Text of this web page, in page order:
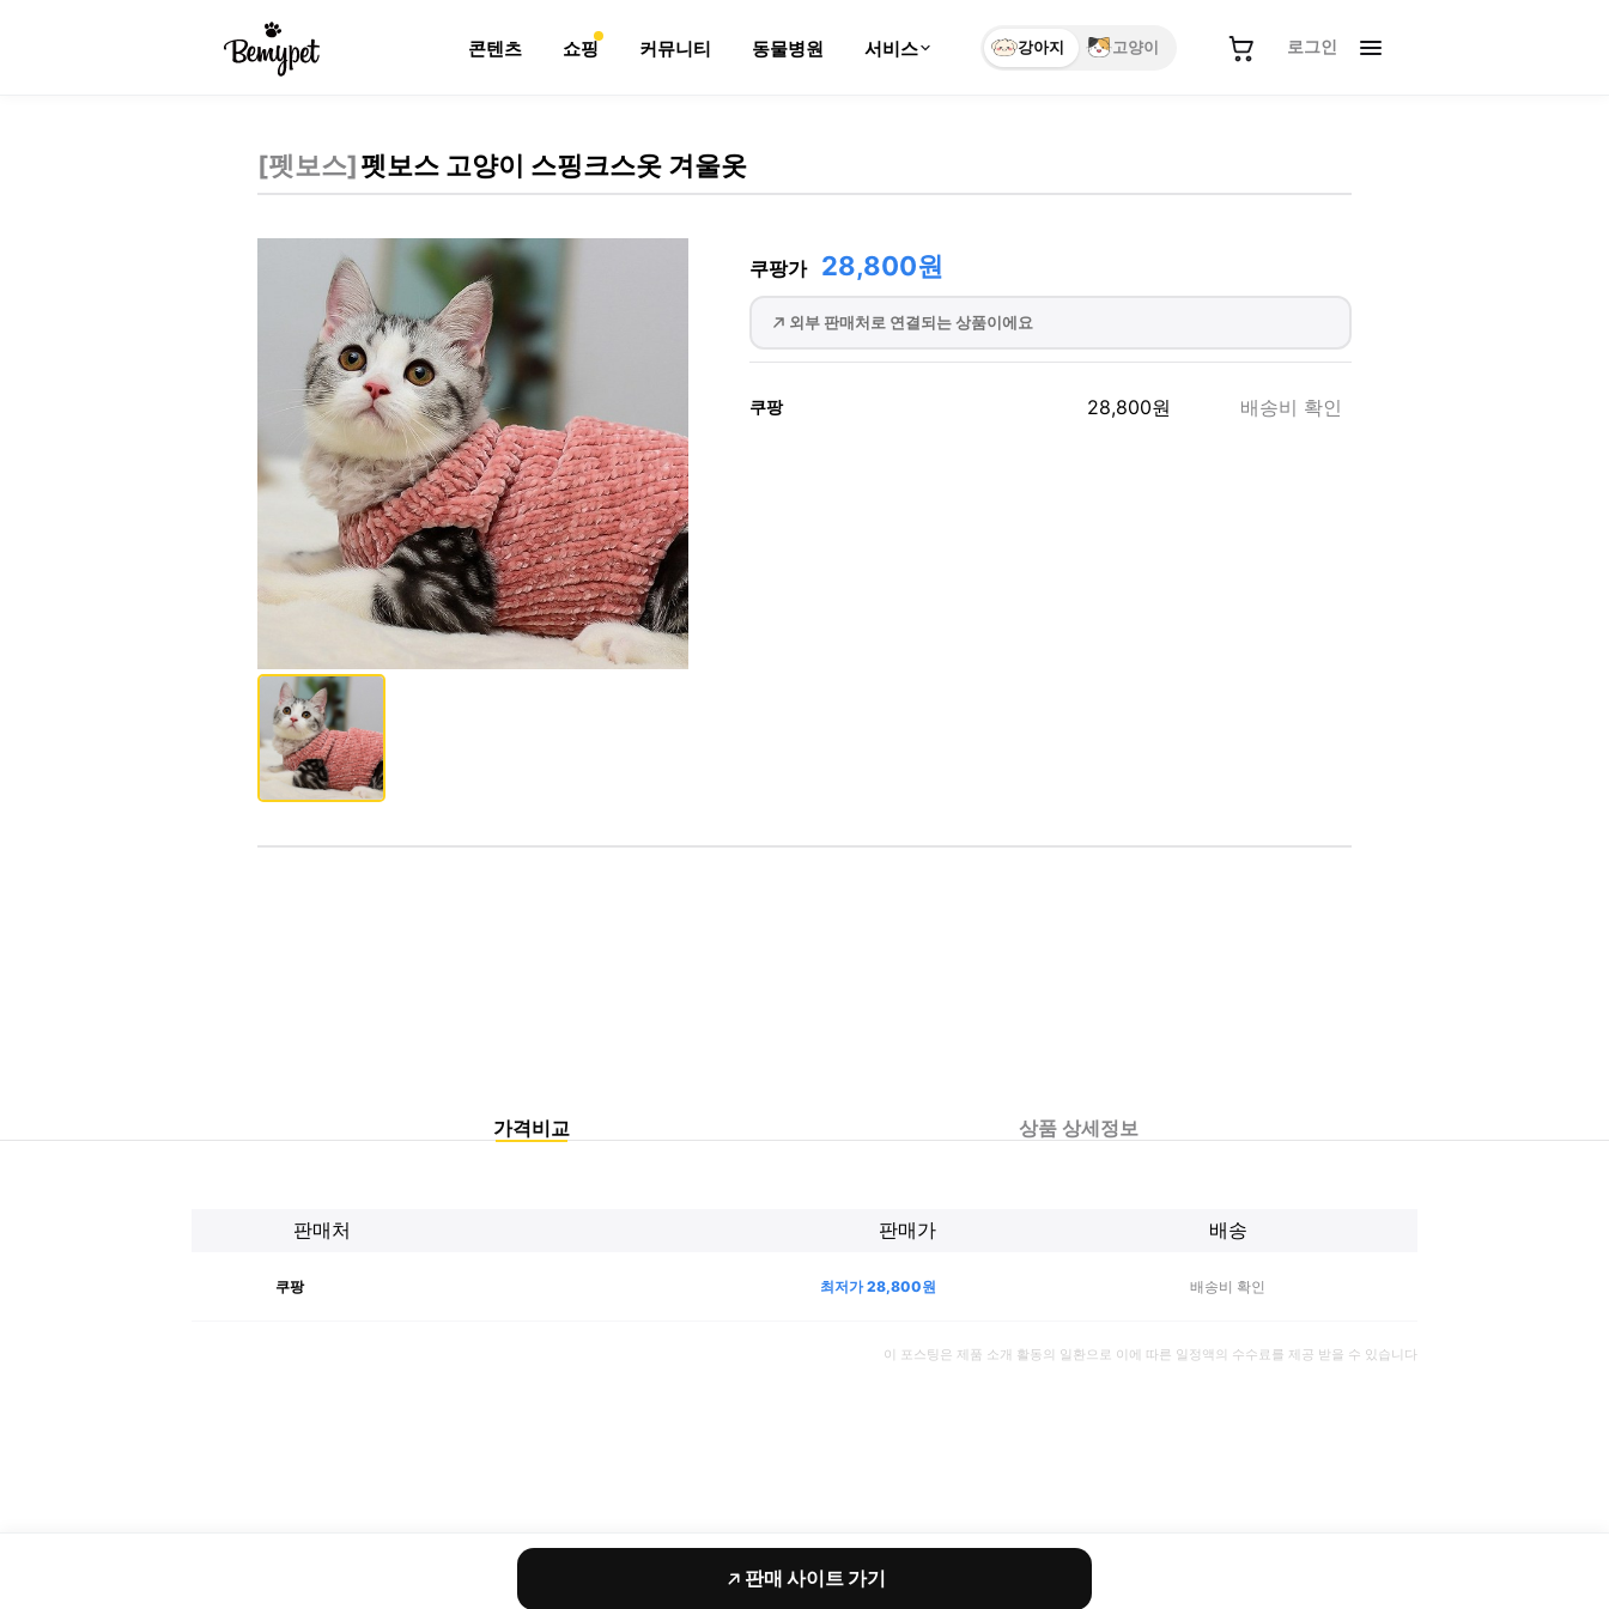
콘텐츠 쇼핑 커뮤니티 동물병원 서비스 강아지 고양이 로그인
[펫보스]펫보스 고양이 스핑크스옷 겨울옷
쿠팡가 28,800원
외부 판매처로 연결되는 상품이에요
쿠팡 28,800원 배송비 확인
가격비교 상품 상세정보
판매처 판매가 배송
쿠팡 최저가28,800원 배송비 확인
이 포스팅은 제품 소개 활동의 일환으로 이에 따른 일정액의 수수료를 제공 받을 수 있습니다
판매 사이트 가기